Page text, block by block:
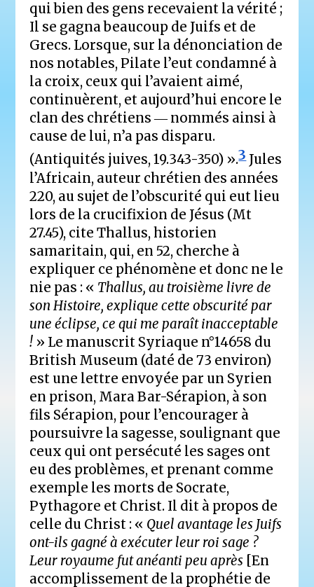
qui bien des gens recevaient la vérité ;
Il se gagna beaucoup de Juifs et de
Grecs. Lorsque, sur la dénonciation de
nos notables, Pilate l’eut condamné à
la croix, ceux qui l’avaient aimé,
continuèrent, et aujourd’hui encore le
clan des chrétiens ― nommés ainsi à
cause de lui, n’a pas disparu.
(Antiquités juives, 19.343-350) ».3Jules
l’Africain, auteur chrétien des années
220, au sujet de l’obscurité qui eut lieu
lors de la crucifixion de Jésus (Mt
27.45), cite Thallus, historien
samaritain, qui, en 52, cherche à
expliquer ce phénomène et donc ne le
nie pas : « Thallus, au troisième livre de
son Histoire, explique cette obscurité par
une éclipse, ce qui me paraît inacceptable
! » Le manuscrit Syriaque n°14658 du
British Museum (daté de 73 environ)
est une lettre envoyée par un Syrien
en prison, Mara Bar-Sérapion, à son
fils Sérapion, pour l’encourager à
poursuivre la sagesse, soulignant que
ceux qui ont persécuté les sages ont
eu des problèmes, et prenant comme
exemple les morts de Socrate,
Pythagore et Christ. Il dit à propos de
celle du Christ : « Quel avantage les Juifs
ont-ils gagné à exécuter leur roi sage ?
Leur royaume fut anéanti peu après [En
accomplissement de la prophétie de